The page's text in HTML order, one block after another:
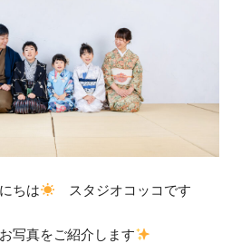
ちは スタジオコッコです
写真をご紹介します